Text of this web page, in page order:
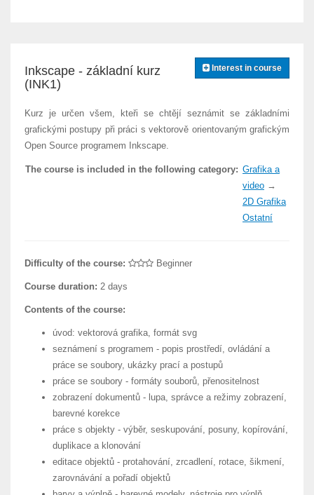
Interest in course
Inkscape - základní kurz
(INK1)
Kurz je určen všem, kteři se chtějí seznámit se základními
grafickými postupy při práci s vektorově orientovaným grafickým
Open Source programem Inkscape.
The course is included in the following category: Grafika a
video →
2D Grafika
Ostatní
Difficulty of the course: Beginner
Course duration: 2 days
Contents of the course:
úvod: vektorová grafika, formát svg
seznámení s programem - popis prostředí, ovládání a
práce se soubory, ukázky prací a postupů
práce se soubory - formáty souborů, přenositelnost
zobrazení dokumentů - lupa, správce a režimy zobrazení,
barevné korekce
práce s objekty - výběr, seskupování, posuny, kopírování,
duplikace a klonování
editace objektů - protahování, zrcadlení, rotace, šikmení,
zarovnávání a pořadí objektů